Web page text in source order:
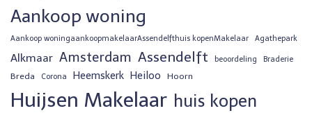
Aankoop woning
Aankoop woningaankoopmakelaarAssendelfthuis kopenMakelaar Agathepark
Alkmaar Amsterdam Assendelft beoordeling Braderie
Breda Corona Heemskerk Heiloo Hoorn
Huijsen Makelaar huis kopen